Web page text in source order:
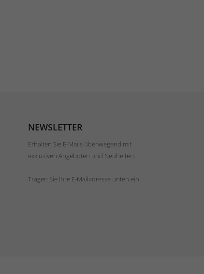
NEWSLETTER
Erhalten Sie E-Mails überwiegend mit
exklusiven Angeboten und Neuheiten.
Tragen Sie Ihre E-Mailadresse unten ein.